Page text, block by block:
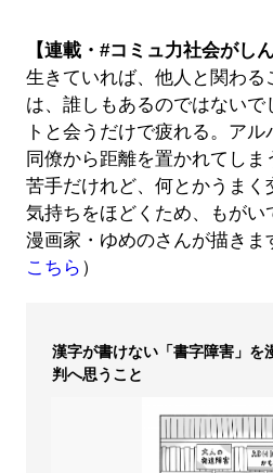
【連載・#コミュ力社会がしん
生きていれば、他人と関わる
は、誰しもあるのではないで
トと会うだけで疲れる。アル
同僚から距離を置かれてし
苦手だけれど、何とかうまく
気持ちをほどくため、もがい
漫画家・ゆめのさんが描きま
こちら ）
漢字が書けない「書字障害」
判へ思うこと